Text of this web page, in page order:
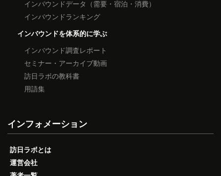
インバウンドデータ（需要・宿泊・消費）
インバウンドランキング
インバウンドを体系的に学ぶ
インバウンド調査レポート
セミナー・アーカイブ動画
訪日ラボの教科書
用語集
インフォメーション
訪日ラボとは
運営会社